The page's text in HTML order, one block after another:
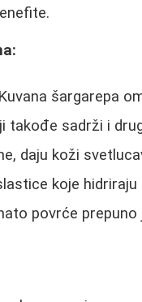
šargarepa
takođe sadrži i
daju koži
koje hidriraju
povrće prepuno